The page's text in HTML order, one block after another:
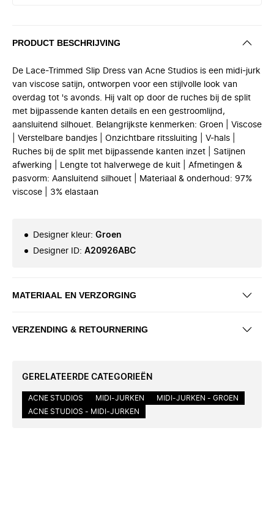
PRODUCT BESCHRIJVING
De Lace-Trimmed Slip Dress van Acne Studios is een midi-jurk
van viscose satijn, ontworpen voor een stijlvolle look van
overdag tot 's avonds. Hij valt op door de ruches bij de split
met bijpassende kanten details en een gestroomlijnd,
aansluitend silhouet. Belangrijkste kenmerken: Groen | Viscose
| Verstelbare bandjes | Onzichtbare ritssluiting | V-hals |
Ruches bij de split met bijpassende kanten inzet | Satijnen
afwerking | Lengte tot halverwege de kuit | Afmetingen &
pasvorm: Aansluitend silhouet | Materiaal & onderhoud: 97%
viscose | 3% elastaan
Designer kleur: Groen
Designer ID: A20926ABC
MATERIAAL EN VERZORGING
VERZENDING & RETOURNERING
GERELATEERDE CATEGORIEËN
ACNE STUDIOS MIDI-JURKEN
MIDI-JURKEN - GROEN
ACNE STUDIOS - MIDI-JURKEN